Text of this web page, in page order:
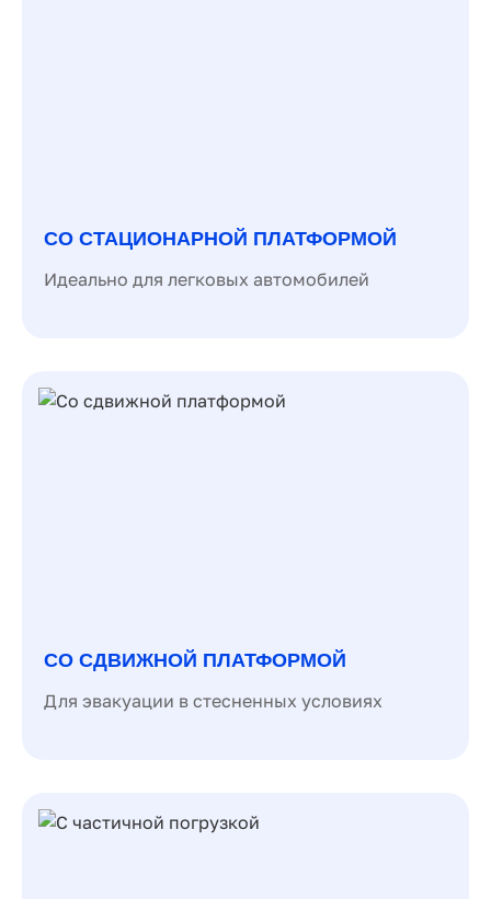
СО СТАЦИОНАРНОЙ ПЛАТФОРМОЙ
Идеально для легковых автомобилей
СО СДВИЖНОЙ ПЛАТФОРМОЙ
Для эвакуации в стесненных условиях